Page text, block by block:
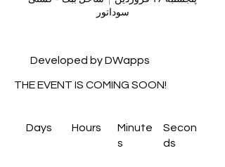
سوداتور
Secon
ds
Minute
s
Hours
Days
THE EVENT IS COMING SOON!
Developed by DWapps